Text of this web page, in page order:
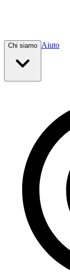
Chi siamo Aiuto